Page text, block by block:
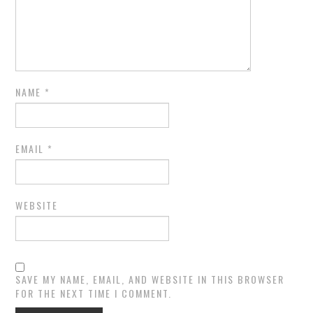
NAME *
EMAIL *
WEBSITE
SAVE MY NAME, EMAIL, AND WEBSITE IN THIS BROWSER
FOR THE NEXT TIME I COMMENT.